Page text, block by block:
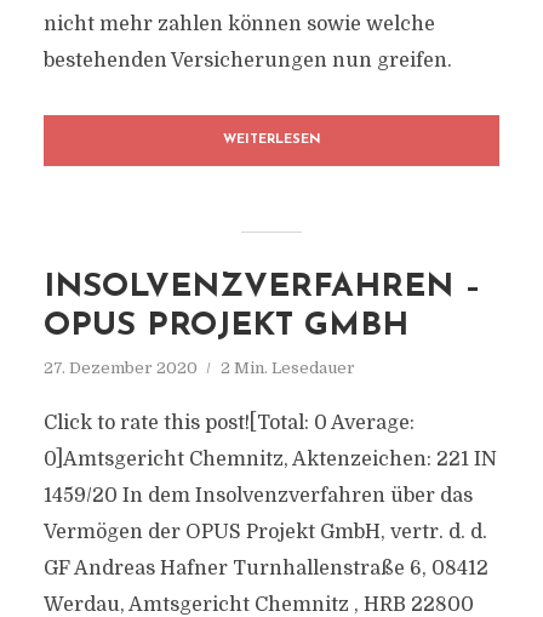
nicht mehr zahlen können sowie welche
bestehenden Versicherungen nun greifen.
WEITERLESEN
INSOLVENZVERFAHREN –
OPUS PROJEKT GMBH
27. Dezember 2020 2 Min. Lesedauer
Click to rate this post![Total: 0 Average:
0]Amtsgericht Chemnitz, Aktenzeichen: 221 IN
1459/20 In dem Insolvenzverfahren über das
Vermögen der OPUS Projekt GmbH, vertr. d. d.
GF Andreas Hafner Turnhallenstraße 6, 08412
Werdau, Amtsgericht Chemnitz , HRB 22800